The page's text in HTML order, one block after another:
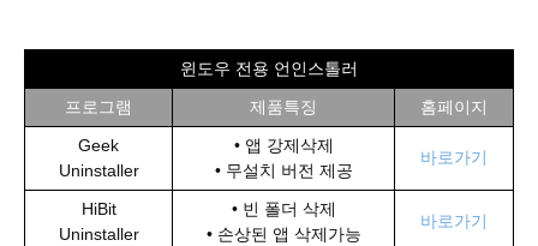
윈도우 전용 언인스톨러
프로그램
제품특징
홈페이지
Geek
Uninstaller
• 앱 강제삭제
• 무설치 버전 제공
바로가기
HiBit
Uninstaller
• 빈 폴더 삭제
• 손상된 앱 삭제가능
바로가기